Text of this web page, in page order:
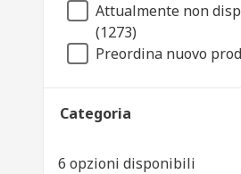
Attualmente non
(1273)
Preordina nuovo
Categoria
6 opzioni disponibili